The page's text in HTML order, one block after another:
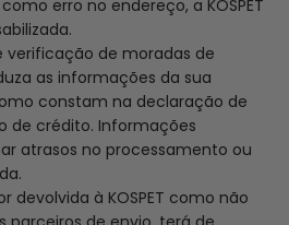
erro no endereço, a KOSPET
verificação de moradas de
as informações da sua
constam na declaração de
de crédito. Informações
atrasos no processamento ou
devolvida à KOSPET como não